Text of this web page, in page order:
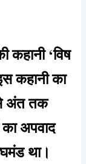
कहानी ‘विष
कहानी का
अंत तक
अपवाद
था।